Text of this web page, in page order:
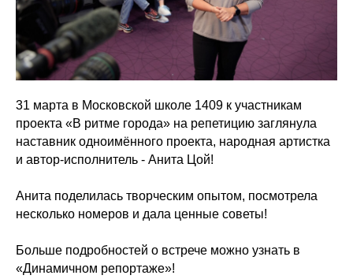
31 марта в Московской школе 1409 к участникам
проекта «В ритме города» на репетицию заглянула
наставник одноимённого проекта, народная артистка
и автор-исполнитель - Анита Цой!
Анита поделилась творческим опытом, посмотрела
несколько номеров и дала ценные советы!
Больше подробностей о встрече можно узнать в
«Динамичном репортаже»!